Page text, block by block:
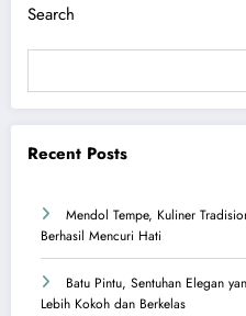
Search
Recent Posts
Mendol Tempe, Kuliner
Berhasil Mencuri Hati
Batu Pintu, Sentuhan Elegan
Lebih Kokoh dan Berkelas